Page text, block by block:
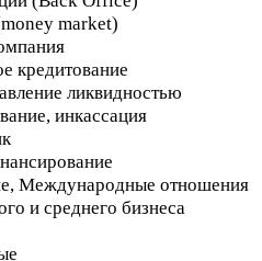
market)
кредитование
ликвидностью
инкассация
Международные отношения
и среднего бизнеса